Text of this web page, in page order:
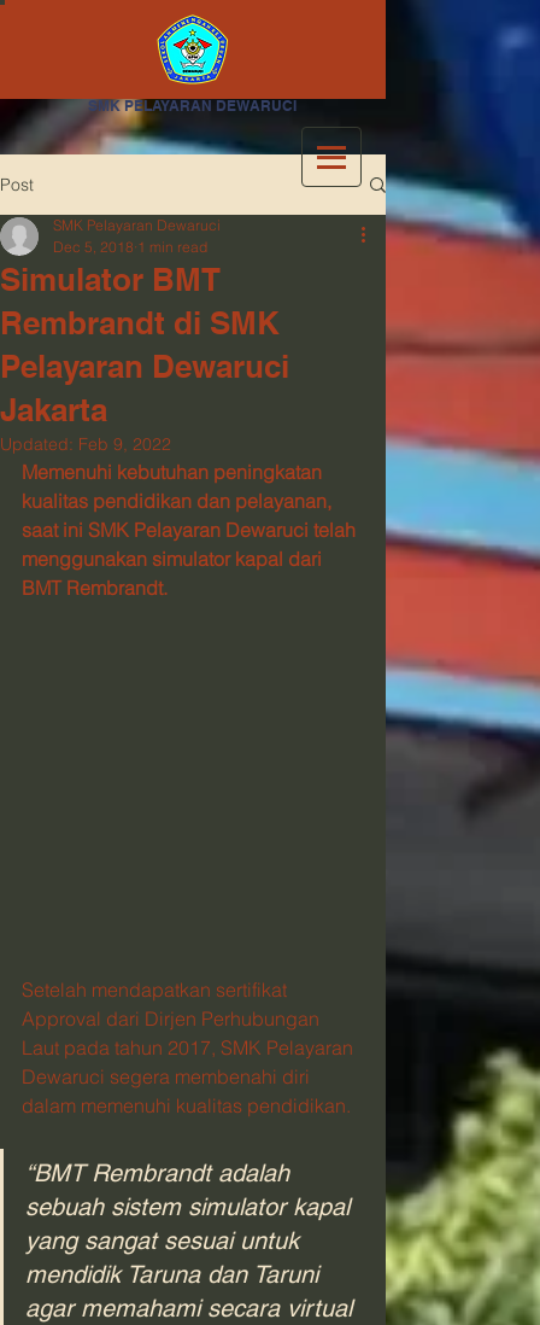
SMK PELAYARAN DEWARUCI
Post
Simulator BMT
Rembrandt di SMK
Pelayaran Dewaruci
Jakarta
SMK Pelayaran Dewaruci
Dec 5, 2018 1 min read
Updated: Feb 9, 2022
Memenuhi kebutuhan peningkatan
kualitas pendidikan dan pelayanan,
saat ini SMK Pelayaran Dewaruci telah
menggunakan simulator kapal dari
BMT Rembrandt.
Setelah mendapatkan sertifikat
Approval dari Dirjen Perhubungan
Laut pada tahun 2017, SMK Pelayaran
Dewaruci segera membenahi diri
dalam memenuhi kualitas pendidikan.
“BMT Rembrandt adalah
sebuah sistem simulator kapal
yang sangat sesuai untuk
mendidik Taruna dan Taruni
agar memahami secara virtual